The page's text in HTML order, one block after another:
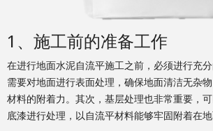
1、施工前的准备工作
在进行地面水泥自流平施工之前，必须进行充
需要对地面进行表面处理，确保地面清洁无杂
材料的附着力。其次，基层处理也非常重要，
底漆进行处理，以自流平材料能够牢固附着在地